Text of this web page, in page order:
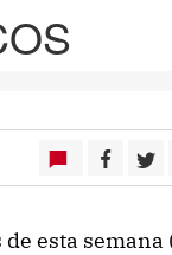
esta semana